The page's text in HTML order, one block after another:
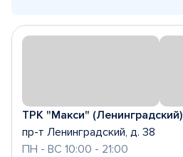
ТРК "Макси" (Ленинградский)
пр-т Ленинградский, д. 38
ПН - ВС 10:00 - 21:00